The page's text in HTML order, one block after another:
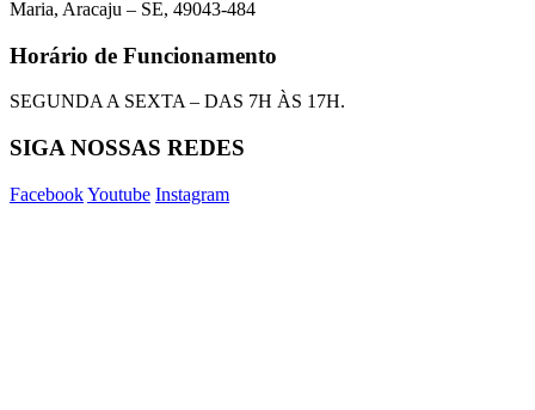
Maria, Aracaju – SE, 49043-484
Horário de Funcionamento
SEGUNDA A SEXTA – DAS 7H ÀS 17H.
SIGA NOSSAS REDES
FacebookYoutube Instagram